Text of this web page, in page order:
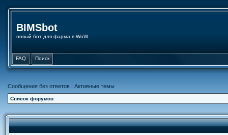
BIMSbot
новый бот для фарма в WoW
FAQ Поиск
Сообщения без ответов | Активные темы
Список форумов